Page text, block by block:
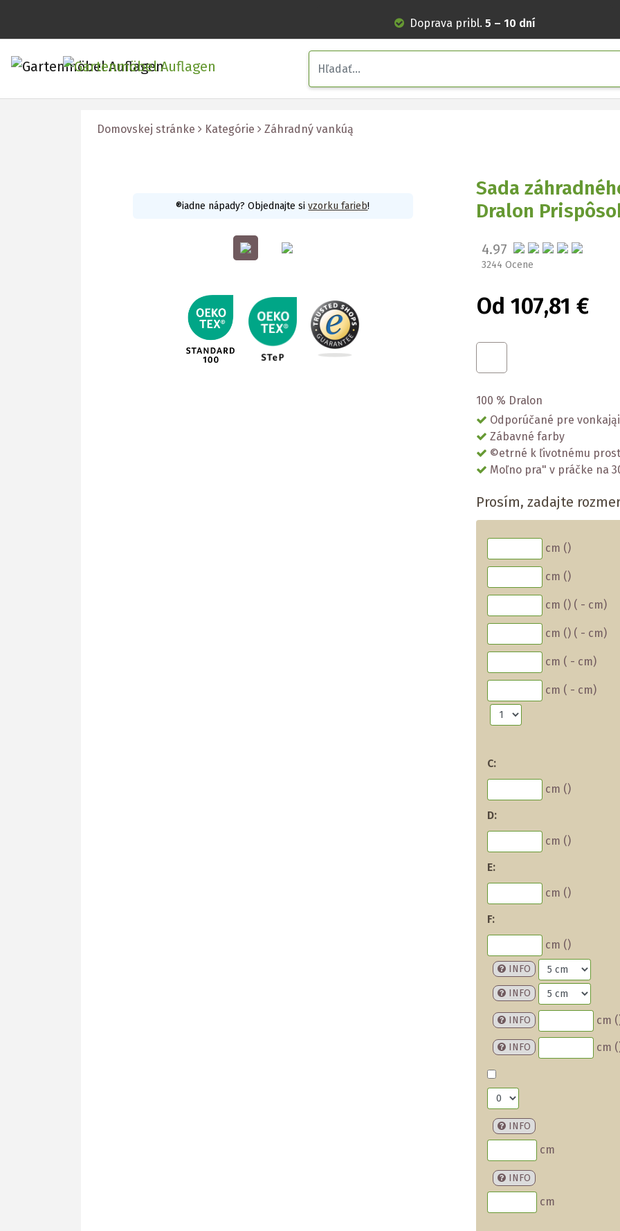
Doprava pribl. 5 – 10 dní
Domovskej stránke Kategórie Záhradný vankúą
®iadne nápady? Objednajte sivzorku farieb!
Sada
Dralon
4.97
3244 Ocene
Od 107,81 €
100 % Dralon
Odporúčané pre
Zábavné farby
©etrné k ľivotnému
Moľno pra" v práčke na
Prosím, zadajte
cm ()
cm ()
cm () ( - cm)
cm () ( - cm)
cm ( - cm)
cm ( - cm)
C:
cm ()
D:
cm ()
E:
cm ()
F:
cm ()
INFO
INFO
INFO cm (
INFO cm (
INFO
cm
INFO
cm